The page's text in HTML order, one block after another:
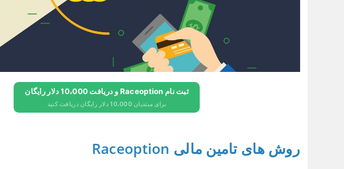
ثبت نام Raceoption و دریافت 10،000 دلار رایگان
برای مبتدیان 10،000 دلار رایگان دریافت کنید
روش های تامین مالی Raceoption